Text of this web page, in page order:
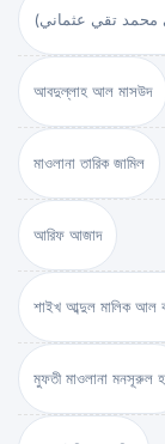
আবদুল্লাহ আল মাসউদ
মাওলানা তারিক জামিল
আরিফ আজাদ
শাইখ আব্দুল মালিক আল
মুফতী মাওলানা মনসূরুল